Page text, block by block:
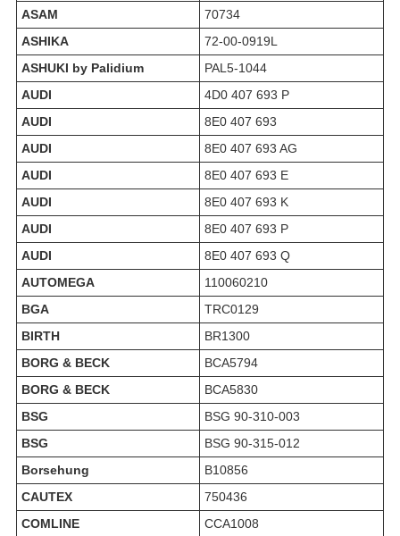
ASAM
70734
ASHIKA
72-00-0919L
ASHUKI by Palidium
PAL5-1044
AUDI
4D0 407 693 P
AUDI
8E0 407 693
AUDI
8E0 407 693 AG
AUDI
8E0 407 693 E
AUDI
8E0 407 693 K
AUDI
8E0 407 693 P
AUDI
8E0 407 693 Q
AUTOMEGA
110060210
BGA
TRC0129
BIRTH
BR1300
BORG & BECK
BCA5794
BORG & BECK
BCA5830
BSG
BSG 90-310-003
BSG
BSG 90-315-012
Borsehung
B10856
CAUTEX
750436
COMLINE
CCA1008